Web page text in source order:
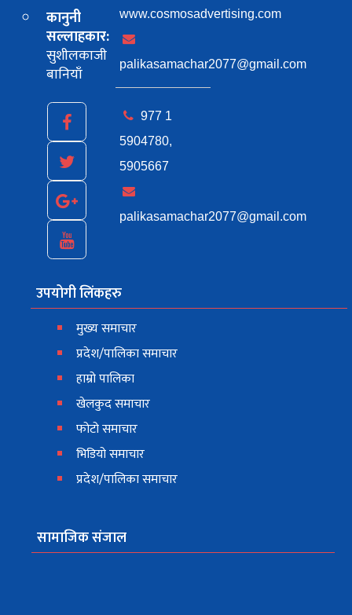
कानुनी
सल्लाहकार:
सुशीलकाजी
बानियाँ
www.cosmosadvertising.com
palikasamachar2077@gmail.com
977 1
5904780,
5905667
palikasamachar2077@gmail.com
उपयोगी लिंकहरु
मुख्य समाचार
प्रदेश/पालिका समाचार
हाम्रो पालिका
खेलकुद समाचार
फोटो समाचार
भिडियो समाचार
प्रदेश/पालिका समाचार
सामाजिक संजाल